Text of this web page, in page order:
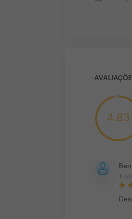
4.83